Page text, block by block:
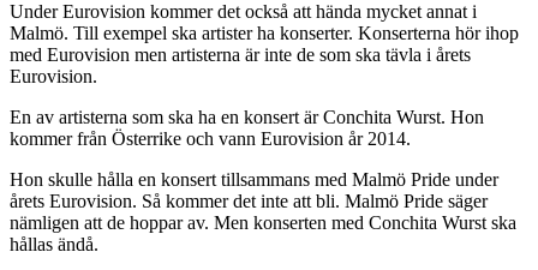
Under Eurovision kommer det också att hända mycket annat i
Malmö. Till exempel ska artister ha konserter. Konserterna hör ihop
med Eurovision men artisterna är inte de som ska tävla i årets
Eurovision.
En av artisterna som ska ha en konsert är Conchita Wurst. Hon
kommer från Österrike och vann Eurovision år 2014.
Hon skulle hålla en konsert tillsammans med Malmö Pride under
årets Eurovision. Så kommer det inte att bli. Malmö Pride säger
nämligen att de hoppar av. Men konserten med Conchita Wurst ska
hållas ändå.